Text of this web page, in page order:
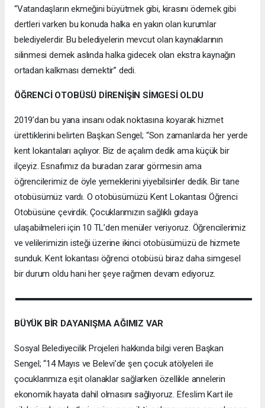
“Vatandaşların ekmeğini büyütmek gibi, kirasını ödemek gibi
dertleri varken bu konuda halka en yakın olan kurumlar
belediyelerdir. Bu belediyelerin mevcut olan kaynaklarının
silinmesi demek aslında halka gidecek olan ekstra kaynağın
ortadan kalkması demektir” dedi.
ÖĞRENCİ OTOBÜSÜ DİRENİŞİN SİMGESİ OLDU
2019’dan bu yana insanı odak noktasına koyarak hizmet
ürettiklerini belirten Başkan Sengel; “Son zamanlarda her yerde
kent lokantaları açılıyor. Biz de açalım dedik ama küçük bir
ilçeyiz. Esnafımız da buradan zarar görmesin ama
öğrencilerimiz de öyle yemeklerini yiyebilsinler dedik. Bir tane
otobüsümüz vardı. O otobüsümüzü Kent Lokantası Öğrenci
Otobüsüne çevirdik. Çocuklarımızın sağlıklı gıdaya
ulaşabilmeleri için 10 TL’den menüler veriyoruz. Öğrencilerimiz
ve velilerimizin isteği üzerine ikinci otobüsümüzü de hizmete
sunduk. Kent lokantası öğrenci otobüsü biraz daha simgesel
bir durum oldu hani her şeye rağmen devam ediyoruz.
BÜYÜK BİR DAYANIŞMA AĞIMIZ VAR
Sosyal Belediyecilik Projeleri hakkında bilgi veren Başkan
Sengel; “14 Mayıs ve Belevi’de şen çocuk atölyeleri ile
çocuklarımıza eşit olanaklar sağlarken özellikle annelerin
ekonomik hayata dahil olmasını sağlıyoruz. Efeslim Kart ile